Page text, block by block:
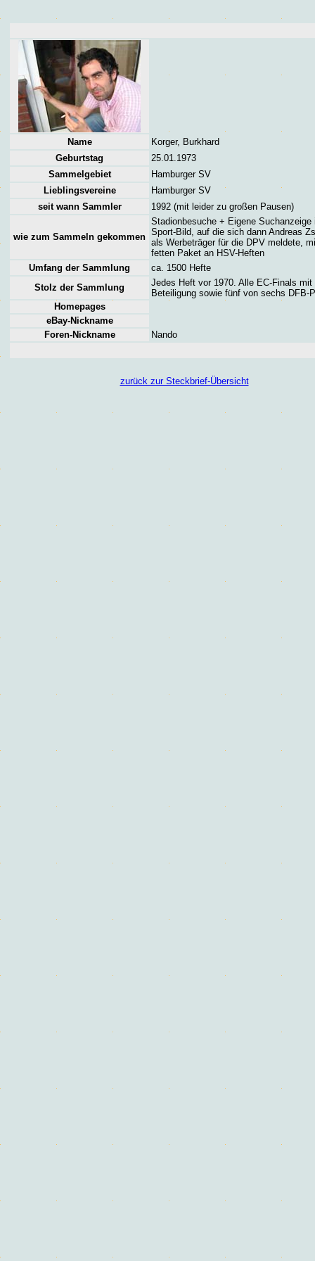
Name
Korger, Burkhard
Geburtstag
25.01.1973
Sammelgebiet
Hamburger SV
Lieblingsvereine
Hamburger SV
seit wann Sammler
1992 (mit leider zu großen Pausen)
wie zum Sammeln gekommen
Stadionbesuche + Eigene Suchanzeige
Sport-Bild, auf die sich dann Andreas
als Werbeträger für die DPV meldete,
fetten Paket an HSV-Heften
Umfang der Sammlung
ca. 1500 Hefte
Stolz der Sammlung
Jedes Heft vor 1970. Alle EC-Finals mit
Beteiligung sowie fünf von sechs DFB-
Homepages
eBay-Nickname
Foren-Nickname Nando
zurück zur Steckbrief-Übersicht